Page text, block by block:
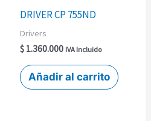
DRIVER CP 755ND
Drivers
$ 1.360.000 IVA Incluido
Añadir al carrito